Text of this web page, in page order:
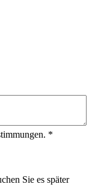
*
Sie es später